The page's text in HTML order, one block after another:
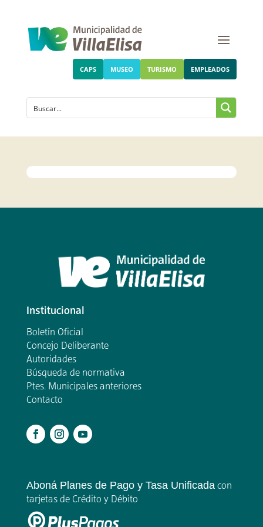
CAPS MUSEO TURISMO EMPLEADOS
Institucional
Boletín Oficial
Concejo Deliberante
Autoridades
Búsqueda de normativa
Ptes. Municipales anteriores
Contacto
Aboná Planes de Pago y Tasa Unificadacon
tarjetas de Crédito y Débito